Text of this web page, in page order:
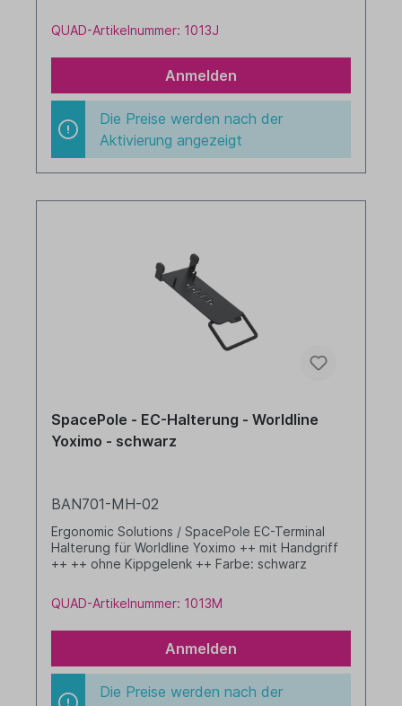
schwarz
QUAD-Artikelnummer: 1013J
Anmelden
Die Preise werden nach der
Aktivierung angezeigt
SpacePole - EC-Halterung - Worldline
Yoximo - schwarz
BAN701-MH-02
Ergonomic Solutions / SpacePole EC-Terminal
Halterung für Worldline Yoximo ++ mit Handgriff
++ ++ ohne Kippgelenk ++ Farbe: schwarz
QUAD-Artikelnummer: 1013M
Anmelden
Die Preise werden nach der